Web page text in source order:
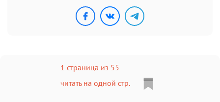
1 страница из 55
читать на одной стр.